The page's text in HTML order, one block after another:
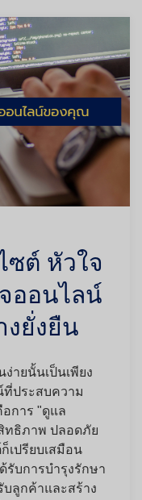
ซต์ หัวใจ
ออนไลน์
ยั่งยืน
ายนั้นเป็นเพียง
ที่ประสบความ
อการ "ดูแล
ทธิภาพ ปลอดภัย
เปรียบเสมือน
บการบำรุงรักษา
บลูกค้าและสร้าง